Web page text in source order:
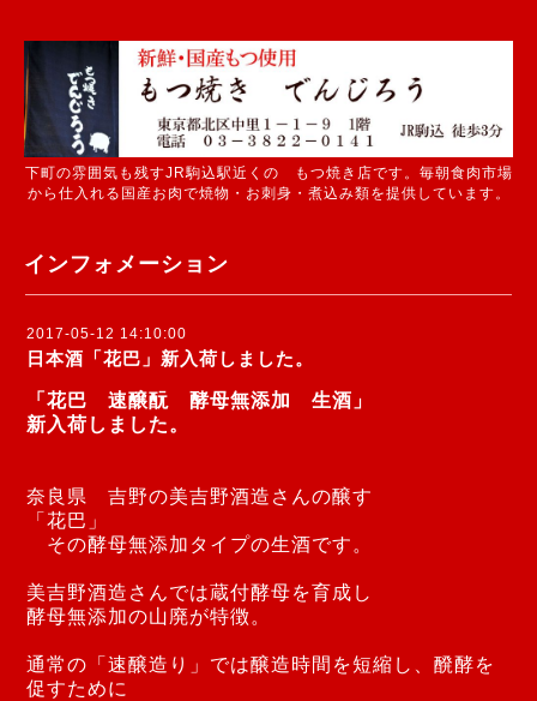
下町の雰囲気も残すJR駒込駅近くの もつ焼き店です。毎朝食肉市場
から仕入れる国産お肉で焼物・お刺身・煮込み類を提供しています。
インフォメーション
2017-05-12 14:10:00
日本酒「花巴」新入荷しました。
「花巴 速醸酛 酵母無添加 生酒」
新入荷しました。
奈良県 吉野の美吉野酒造さんの醸す
「花巴」
その酵母無添加タイプの生酒です。
美吉野酒造さんでは蔵付酵母を育成し
酵母無添加の山廃が特徴。
通常の「速醸造り」では醸造時間を短縮し、醗酵を
促すために